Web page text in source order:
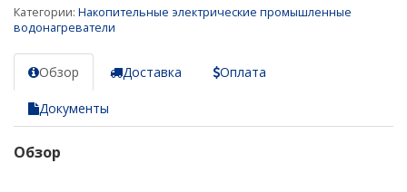
Категории: Накопительные электрические промышленные
водонагреватели
Обзор Доставка Оплата
Документы
Обзор